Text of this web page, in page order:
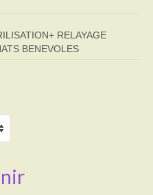
RELAYAGE
BENEVOLES